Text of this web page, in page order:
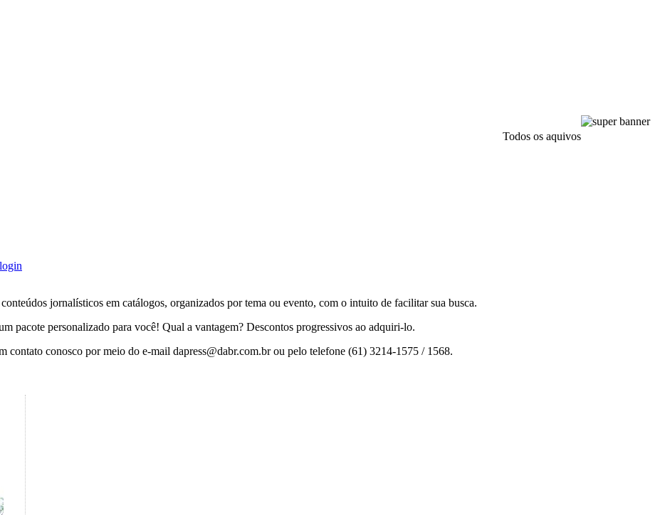
Todos os aquivos
jornalísticos em catálogos, organizados por tema ou evento, com o intuito de facilitar sua busca.
pacote personalizado para você! Qual a vantagem? Descontos progressivos ao adquiri-lo.
contato conosco por meio do e-mail dapress@dabr.com.brou pelo telefone (61) 3214-1575 / 1568.